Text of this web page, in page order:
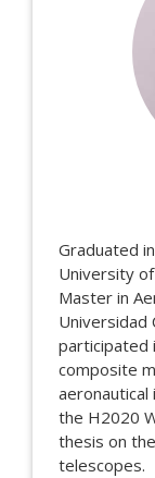
Graduated
University
Master in
Universidad
participated
composite
aeronautical
the H2020
thesis on
telescopes.